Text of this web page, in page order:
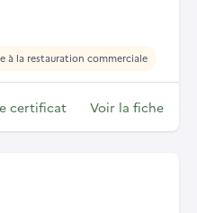
à la restauration commerciale
certificat Voir la fiche